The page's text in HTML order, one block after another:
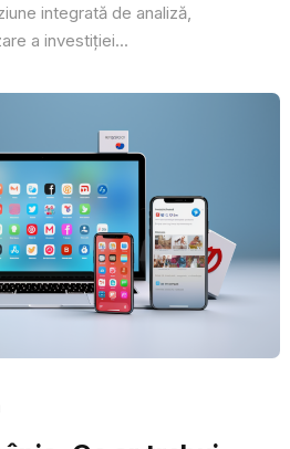
integrată de analiză,
a investiției...